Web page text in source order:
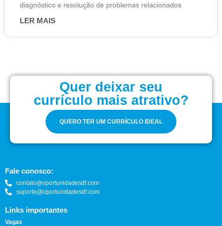
diagnóstico e resolução de problemas relacionados
LER MAIS
Quer deixar seu
currículo mais atrativo?
QUERO TER UM CURRÍCULO IDEAL
Fale conosco:
contato@oportunidadesdf.com
suporte@oportunidadesdf.com
Links importantes
Vagas